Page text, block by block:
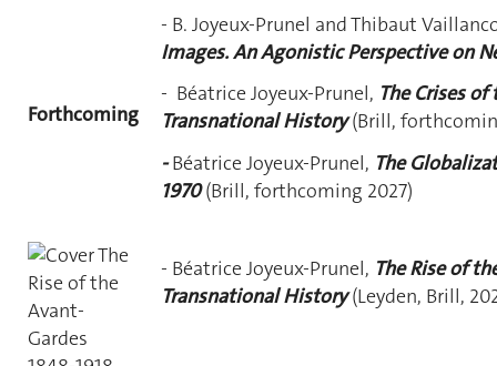
Forthcoming
- B. Joyeux-Prunel and Thibaut
Images. An Agonistic Perspective on
- Béatrice Joyeux-Prunel, The Crises
Transnational History(Brill,
-Béatrice Joyeux-Prunel, The
1970(Brill, forthcoming 2027)
- Béatrice Joyeux-Prunel, The Rise of
Transnational History(Leyden, Brill,